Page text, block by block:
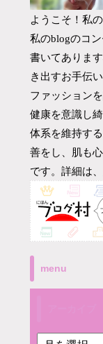
ようこそ！私
私のblogのコン
書いてありま
き出すお手伝
ファッション
健康を意識し
体系を維持す
善をし、肌も
です。詳細は、
menu